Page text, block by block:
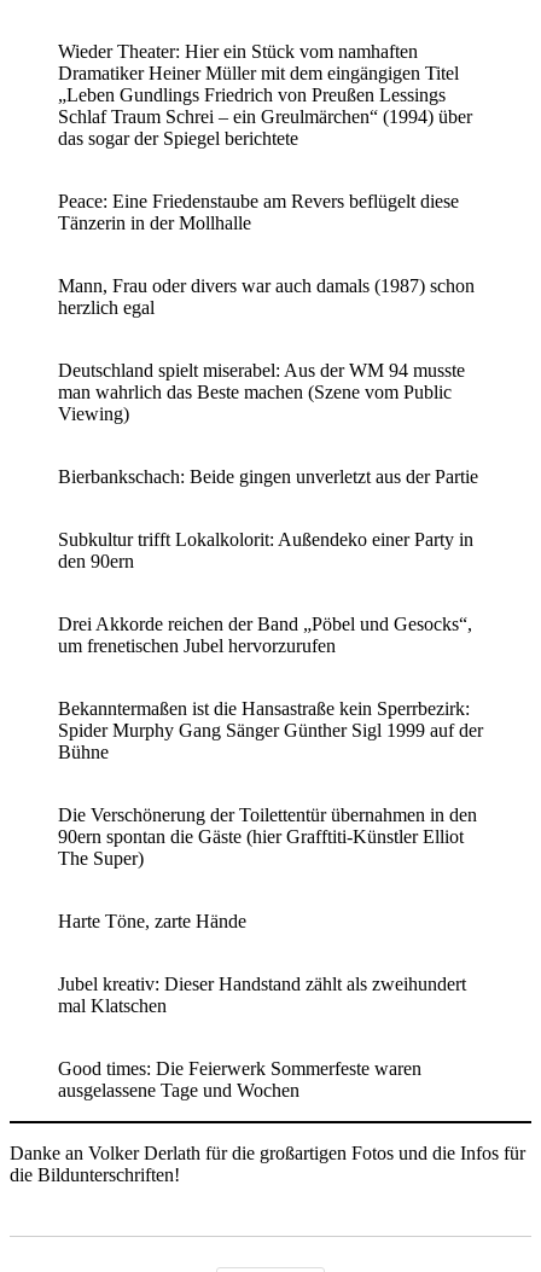
Wieder Theater: Hier ein Stück vom namhaften
Dramatiker Heiner Müller mit dem eingängigen Titel
„Leben Gundlings Friedrich von Preußen Lessings
Schlaf Traum Schrei – ein Greulmärchen“ (1994) über
das sogar der Spiegel berichtete
Peace: Eine Friedenstaube am Revers beflügelt diese
Tänzerin in der Mollhalle
Mann, Frau oder divers war auch damals (1987) schon
herzlich egal
Deutschland spielt miserabel: Aus der WM 94 musste
man wahrlich das Beste machen (Szene vom Public
Viewing)
Bierbankschach: Beide gingen unverletzt aus der Partie
Subkultur trifft Lokalkolorit: Außendeko einer Party in
den 90ern
Drei Akkorde reichen der Band „Pöbel und Gesocks“,
um frenetischen Jubel hervorzurufen
Bekanntermaßen ist die Hansastraße kein Sperrbezirk:
Spider Murphy Gang Sänger Günther Sigl 1999 auf der
Bühne
Die Verschönerung der Toilettentür übernahmen in den
90ern spontan die Gäste (hier Grafftiti-Künstler Elliot
The Super)
Harte Töne, zarte Hände
Jubel kreativ: Dieser Handstand zählt als zweihundert
mal Klatschen
Good times: Die Feierwerk Sommerfeste waren
ausgelassene Tage und Wochen
Danke an Volker Derlath für die großartigen Fotos und die Infos für
die Bildunterschriften!